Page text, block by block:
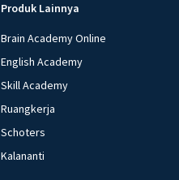
Produk Lainnya
Brain Academy Online
English Academy
Skill Academy
Ruangkerja
Schoters
Kalananti